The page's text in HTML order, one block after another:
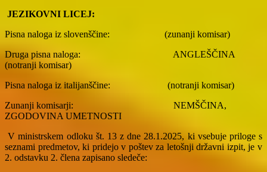
JEZIKOVNI LICEJ:
Pisna naloga iz slovenščine:
(zunanji komisar)
Druga pisna naloga:
ANGLEŠČINA
(notranji komisar)
Pisna naloga iz italijanščine:
(notranji komisar)
Zunanji komisarji:
NEMŠČINA,
ZGODOVINA UMETNOSTI
V ministrskem odloku št. 13 z dne 28.1.2025, ki vsebuje priloge s
seznami predmetov, ki pridejo v poštev za letošnji državni izpit, je v
2. odstavku 2. člena zapisano sledeče: